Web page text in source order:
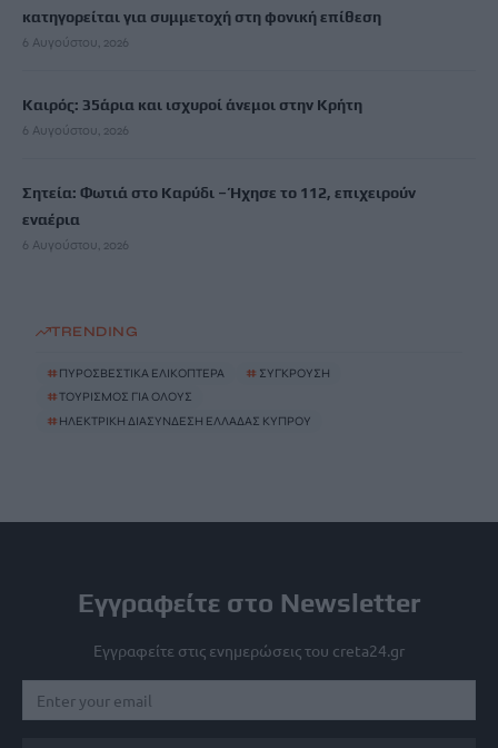
κατηγορείται για συμμετοχή στη φονική επίθεση
6 Αυγούστου, 2026
Καιρός: 35άρια και ισχυροί άνεμοι στην Κρήτη
6 Αυγούστου, 2026
Σητεία: Φωτιά στο Καρύδι – Ήχησε το 112, επιχειρούν
εναέρια
6 Αυγούστου, 2026
TRENDING
# ΠΥΡΟΣΒΕΣΤΙΚΑ ΕΛΙΚΟΠΤΕΡΑ # ΣΥΓΚΡΟΥΣΗ
#ΤΟΥΡΙΣΜΟΣ ΓΙΑ ΟΛΟΥΣ
# ΗΛΕΚΤΡΙΚΗ ΔΙΑΣΥΝΔΕΣΗ ΕΛΛΑΔΑΣ ΚΥΠΡΟΥ
Εγγραφείτε στο Newsletter
Εγγραφείτε στις ενημερώσεις του creta24.gr